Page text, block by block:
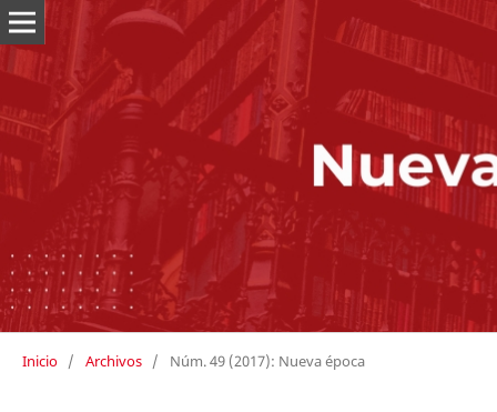
Inicio / Archivos / Núm. 49 (2017): Nueva época